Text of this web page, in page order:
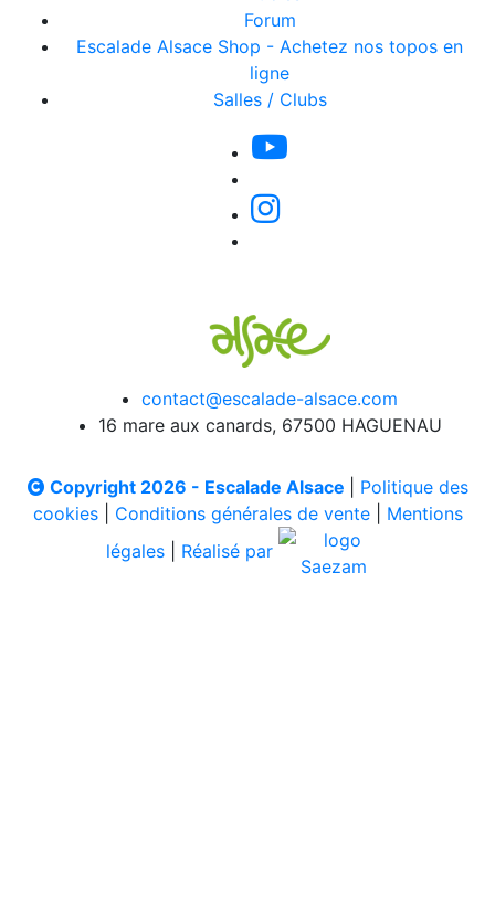
Forum
Escalade Alsace Shop - Achetez nos topos en
ligne
Salles / Clubs
contact@escalade-alsace.com
16 mare aux canards, 67500 HAGUENAU
Copyright 2026 - Escalade Alsace
Politique des
cookies| Conditions générales de vente| Mentions
légales
Réalisé par